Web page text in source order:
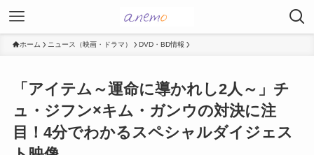
ホーム ニュース（映画・ドラマ） DVD・BD情報
「アイテム～運命に導かれし2人～」チ
ュ・ジフン×キム・ガンウの対決に注
目！4分でわかるスペシャルダイジェス